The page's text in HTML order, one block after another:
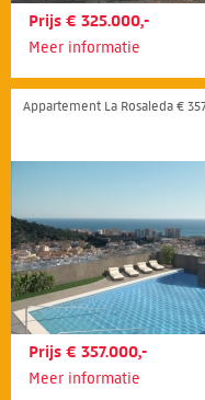
Prijs € 325.000,-
Meer informatie
Appartement La Rosaleda €
Prijs € 357.000,-
Meer informatie